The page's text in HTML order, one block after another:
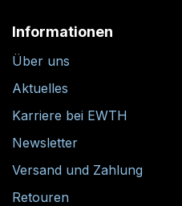
Informationen
Über uns
Aktuelles
Karriere bei EWTH
Newsletter
Versand und Zahlung
Retouren